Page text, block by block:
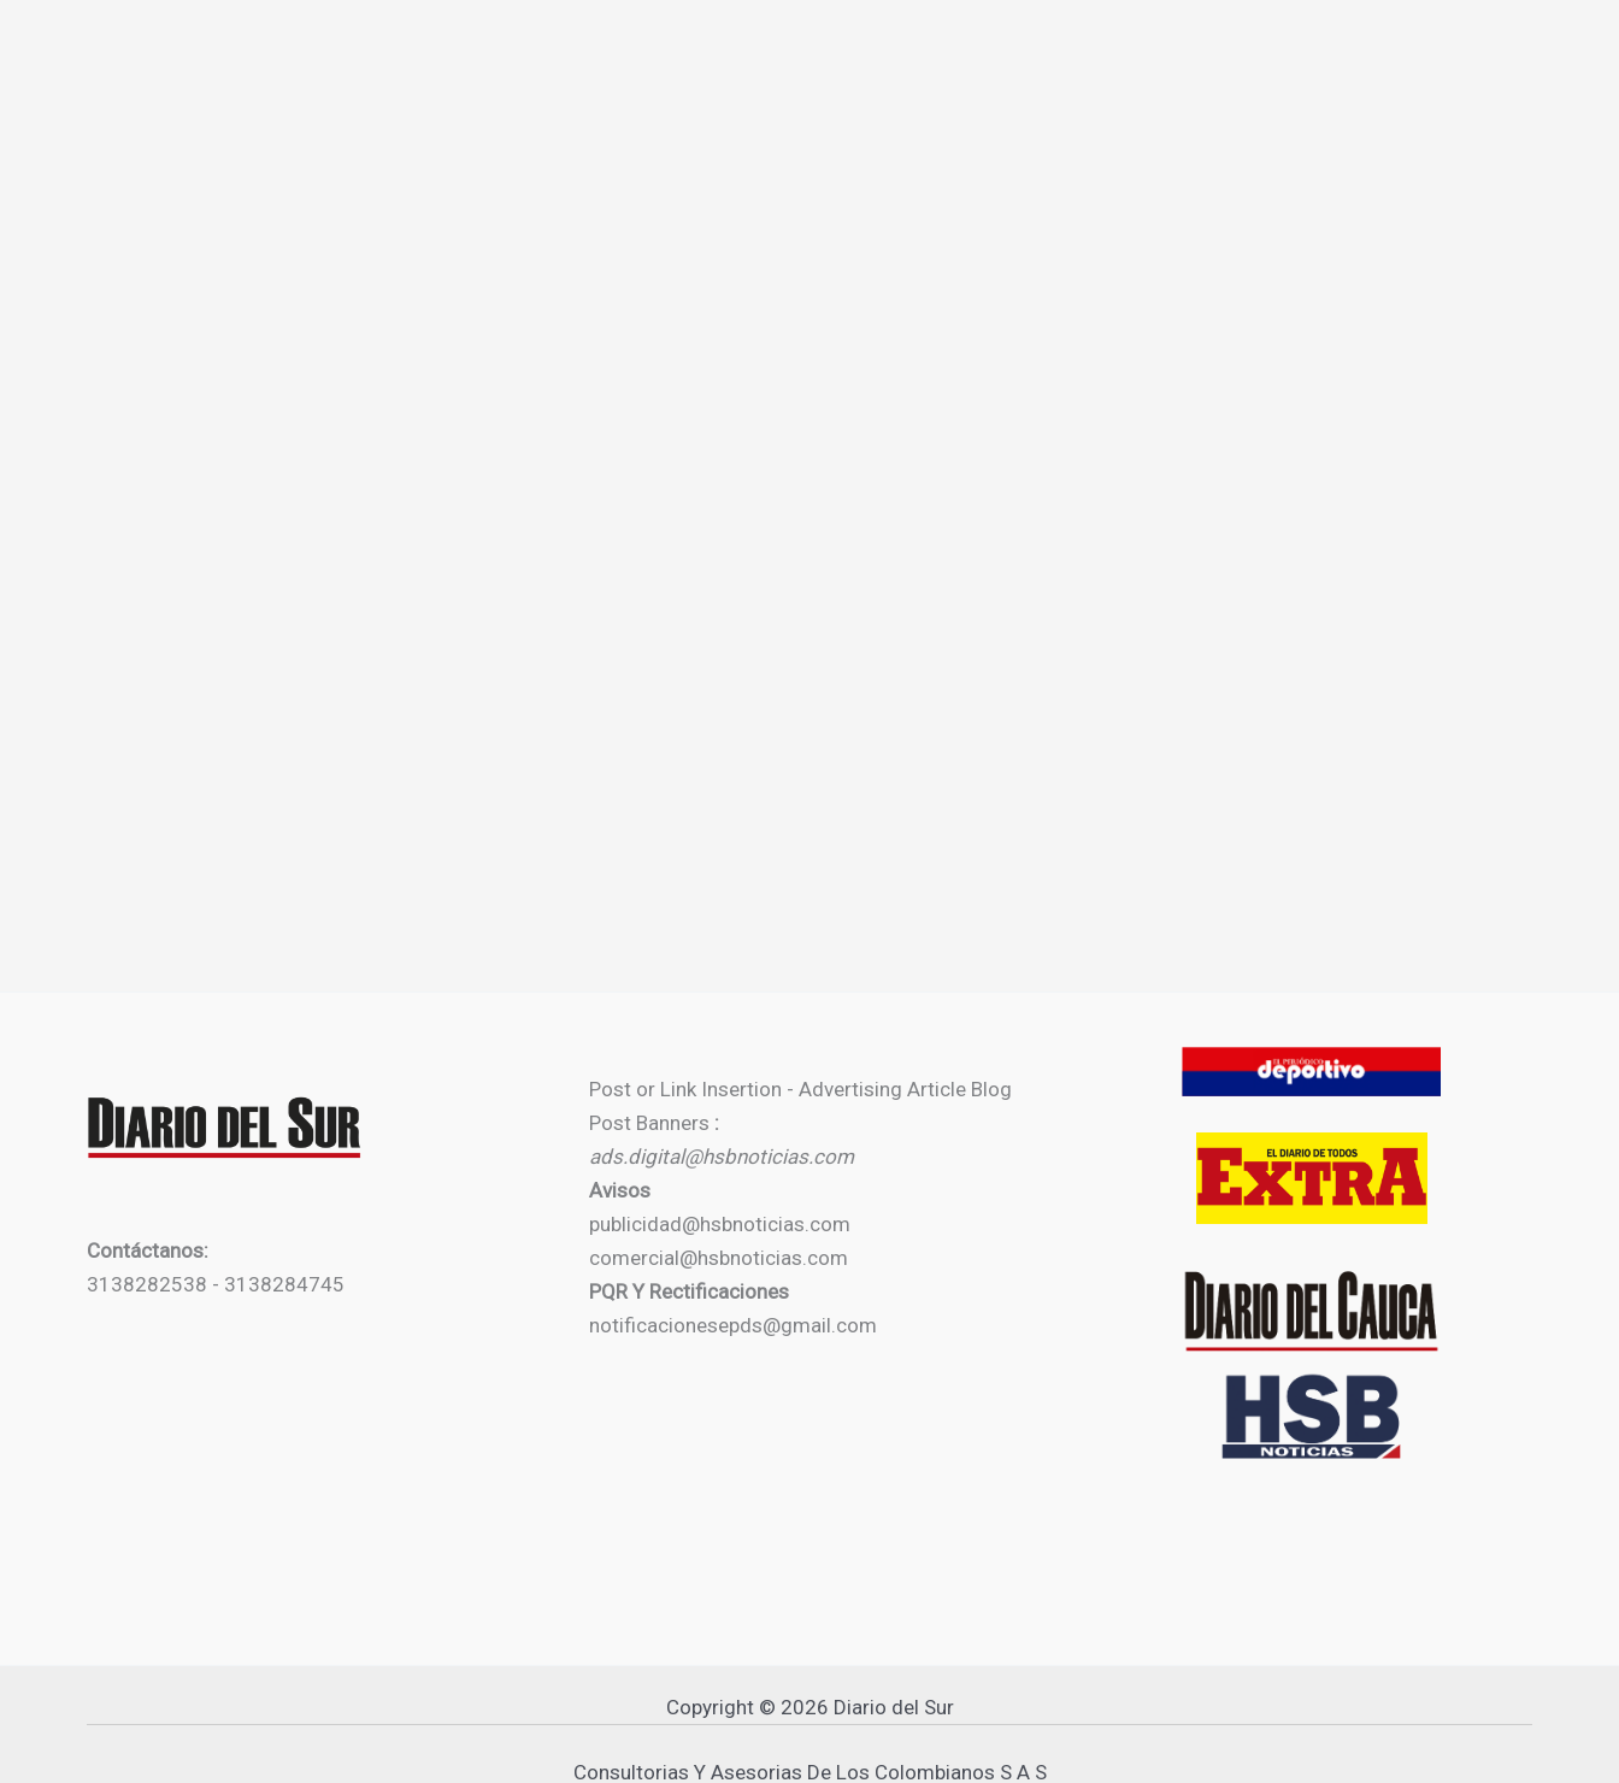
Contáctanos:
3138282538 - 3138284745
Post or Link Insertion - Advertising Article Blog
Post Banners :
ads.digital@hsbnoticias.com
Avisos
publicidad@hsbnoticias.com
comercial@hsbnoticias.com
PQR Y Rectificaciones
notificacionesepds@gmail.com
Copyright © 2026 Diario del Sur
Consultorias Y Asesorias De Los Colombianos S A S